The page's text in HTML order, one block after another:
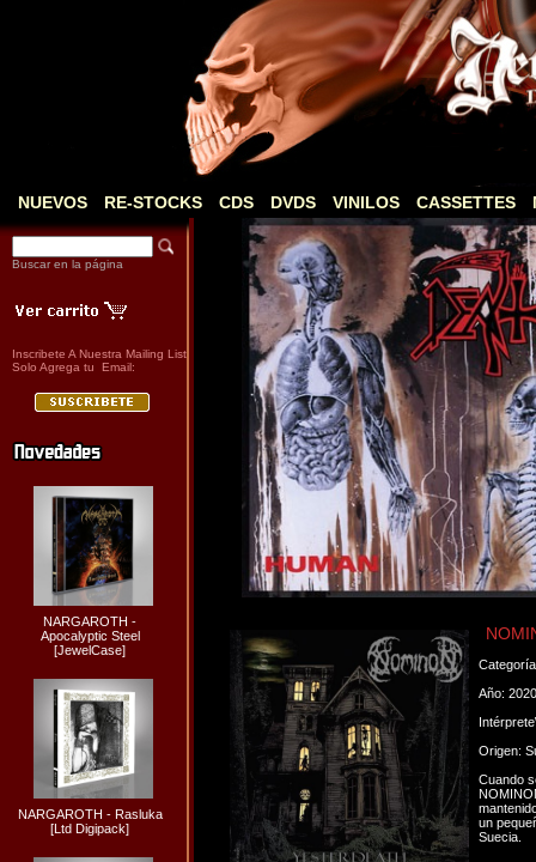
NUEVOS RE-STOCKS CDS DVDS VINILOS CASSETTES
Buscar en la página
Inscribete A Nuestra Mailing List
Solo Agrega tu Email:
NARGAROTH -
Apocalyptic Steel
[JewelCase]
NARGAROTH - Rasluka
[Ltd Digipack]
Año: 2020
Origen:
Cuando
un
Suecia.